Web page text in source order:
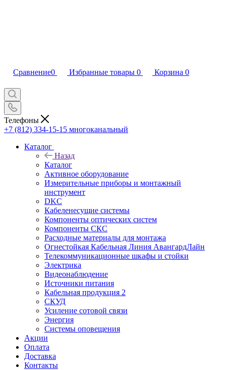
Сравнение0 Избранные товары 0 Корзина 0
Телефоны
+7 (812) 334-15-15 многоканальный
Каталог
Назад
Каталог
Активное оборудование
Измерительные приборы и монтажный
инструмент
DKC
Кабеленесущие системы
Компоненты оптических систем
Компоненты СКС
Расходные материалы для монтажа
Огнестойкая Кабельная Линия АвангардЛайн
Телекоммуникационные шкафы и стойки
Электрика
Видеонаблюдение
Источники питания
Кабельная продукция 2
СКУД
Усиление сотовой связи
Энергия
Системы оповещения
Акции
Оплата
Доставка
Контакты